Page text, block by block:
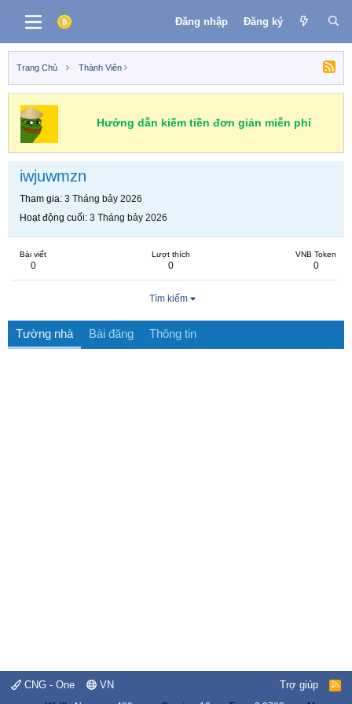
Đăng nhập Đăng ký
Trang Chủ Thành Viên
Hướng dẫn kiếm tiền đơn giản miễn phí
iwjuwmzn
Tham gia 3 Tháng bảy 2026
Hoạt động cuối 3 Tháng bảy 2026
Bài viết
0
Lượt thích
0
VNB Token
0
Tìm kiếm
Tường nhà Bài đăng Thông tin
CNG - One VN Trợ giúp
R